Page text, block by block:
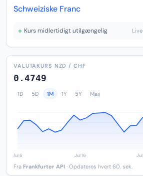
Schweiziske Franc
Kurs midlertidigt utilgængelig Live
VALUTAKURS NZD / CHF
0.4749
1D 5D 1M 1Y 5Y Max
Fra Frankfurter API · Opdateres hvert 60. sek.